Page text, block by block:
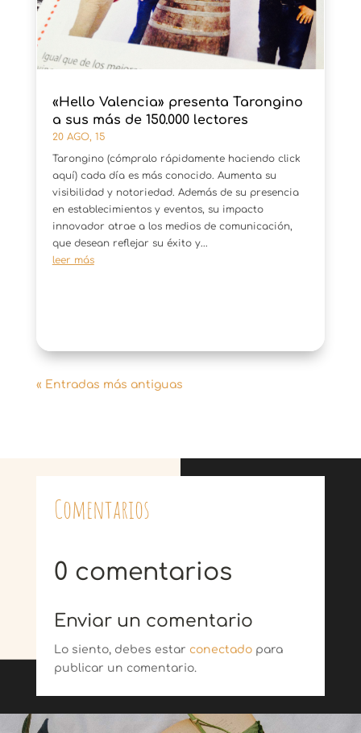
«Hello Valencia» presenta Tarongino
a sus más de 150.000 lectores
20 AGO, 15
Tarongino (cómpralo rápidamente haciendo click
aquí) cada día es más conocido. Aumenta su
visibilidad y notoriedad. Además de su presencia
en establecimientos y eventos, su impacto
innovador atrae a los medios de comunicación,
que desean reflejar su éxito y...
leer más
« Entradas más antiguas
Comentarios
0 comentarios
Enviar un comentario
Lo siento, debes estar conectado para
publicar un comentario.